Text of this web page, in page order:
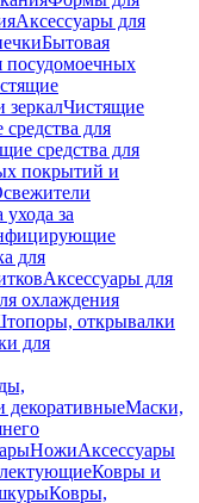
Аксессуары для
Бытовая
посудомоечных
зеркалЧистящие
для
средства для
покрытий и
ухода за
для
Аксессуары для
охлаждения
открывалки
для
Маски,
НожиАксессуары
Ковры и
Ковры,